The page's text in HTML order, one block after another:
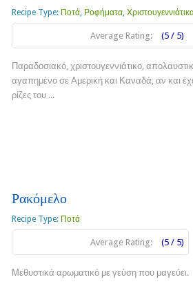
Recipe Type: Ποτά, Ροφήματα,
Average Rating: (5 / 5)
Παραδοσιακό, χριστουγεννιάτικο,
αγαπημένο σε Αμερική και Καναδά, αν και
ρίζες του ...
Ρακόμελο
Recipe Type: Ποτά
Average Rating: (5 / 5)
Μεθυστικά αρωματικό με γεύση που μαγεύει.